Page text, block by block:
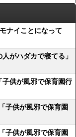
ナイことになって
がハダカで寝てる」
供が風邪で保育園行
子供が風邪で保育園
子供が風邪で保育園